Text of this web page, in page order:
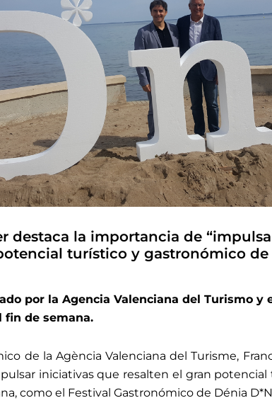
destaca la importancia de
turístico y gastronómico
por la Agencia Valenciana del Turismo y
fin de semana.
de la Agència Valenciana del Turisme,
iniciativas que resalten el gran
como el Festival Gastronómico de Dénia